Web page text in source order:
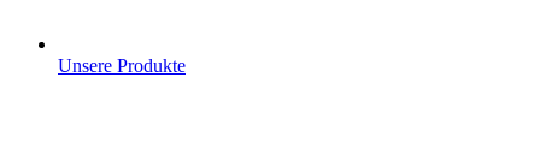
Unsere Produkte